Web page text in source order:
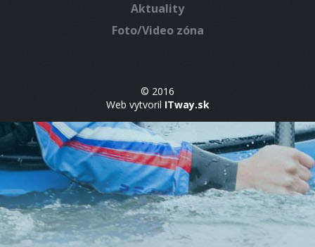
Aktuality
Foto/Video zóna
© 2016
Web vytvoril ITway.sk